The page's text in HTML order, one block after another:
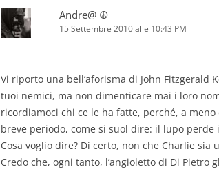
Andre@ ☮
15 Settembre 2010 alle 10:43 PM
Vi riporto una bell’aforisma di John Fitzgerald
tuoi nemici, ma non dimenticare mai i loro
ricordiamoci chi ce le ha fatte, perché, a
breve periodo, come si suol dire: il lupo perde
Cosa voglio dire? Di certo, non che Charlie sia
Credo che, ogni tanto, l’angioletto di Di